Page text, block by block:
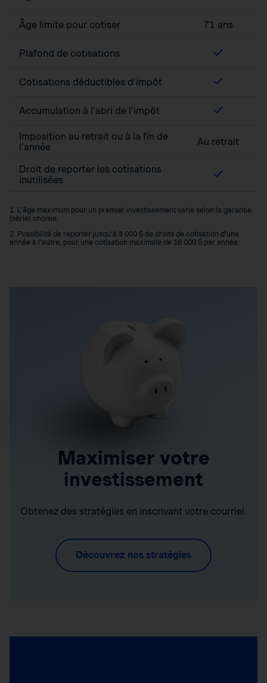
Âge limite pour cotiser 71 ans
Plafond de cotisations
Cotisations déductibles d’impôt
Accumulation à l’abri de l’impôt
Imposition au retrait ou à la fin de
l’année
Au retrait
Droit de reporter les cotisations
inutilisées
1. L’âge maximum pour un premier investissement varie selon la garantie
(série) choisie.
2. Possibilité de reporter jusqu’à 8 000 $ de droits de cotisation d’une
année à l’autre, pour une cotisation maximale de 16 000 $ par année.
Maximiser votre
investissement
Obtenez des stratégies en inscrivant votre courriel.
Découvrez nos stratégies